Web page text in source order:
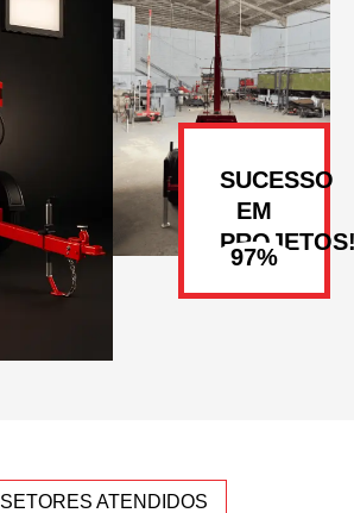
SUCESSO
EM
SETORES ATENDIDOS